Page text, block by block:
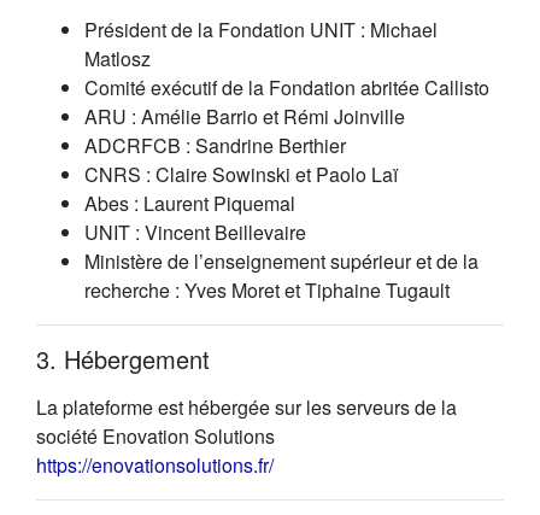
Président de la Fondation UNIT : Michael
Matlosz
Comité exécutif de la Fondation abritée Callisto
ARU : Amélie Barrio et Rémi Joinville
ADCRFCB : Sandrine Berthier
CNRS : Claire Sowinski et Paolo Laï
Abes : Laurent Piquemal
UNIT : Vincent Beillevaire
Ministère de l’enseignement supérieur et de la
recherche : Yves Moret et Tiphaine Tugault
3. Hébergement
La plateforme est hébergée sur les serveurs de la
société Enovation Solutions
https://enovationsolutions.fr/(s'ouvre dans un nouvel onglet)